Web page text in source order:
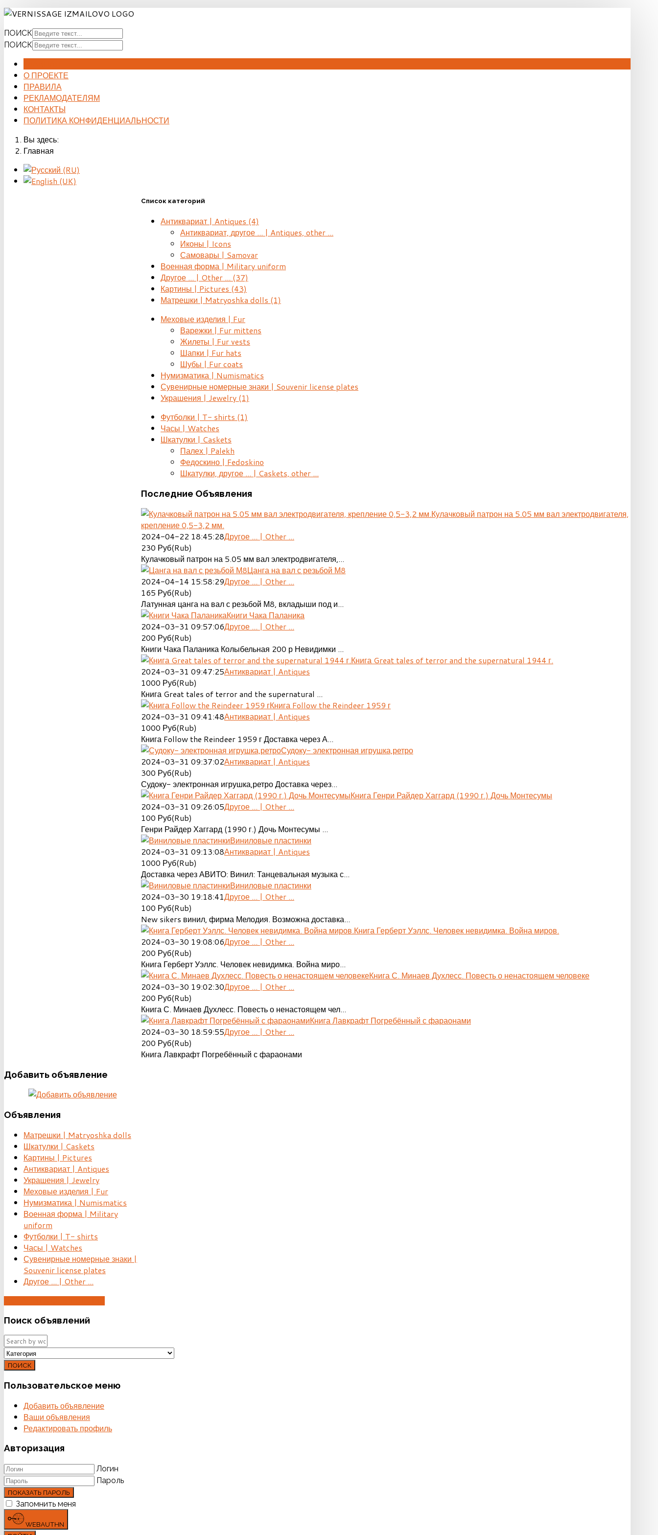
ПОИСК
ПОИСК
О ПРОЕКТЕ
ПРАВИЛА
РЕКЛАМОДАТЕЛЯМ
КОНТАКТЫ
ПОЛИТИКА КОНФИДЕНЦИАЛЬНОСТИ
Вы здесь:
Главная
Список категорий
Антиквариат | Antiques (4)
Антиквариат, другое ... | Antiques, other ...
Иконы | Icons
Самовары | Samovar
Военная форма | Military uniform
Другое ... | Other ... (37)
Картины | Pictures (43)
Матрешки | Matryoshka dolls (1)
Меховые изделия | Fur
Варежки | Fur mittens
Жилеты | Fur vests
Шапки | Fur hats
Шубы | Fur coats
Нумизматика | Numismatics
Сувенирные номерные знаки | Souvenir license plates
Украшения | Jewelry (1)
Футболки | T- shirts (1)
Часы | Watches
Шкатулки | Caskets
Палех | Palekh
Федоскино | Fedoskino
Шкатулки, другое ... | Caskets, other ...
Последние Объявления
Кулачковый патрон на 5.05 мм вал электродвигателя,
крепление 0,5-3,2 мм.
2024-04-22 18:45:28Другое ... | Other ...
230 Руб(Rub)
Кулачковый патрон на 5.05 мм вал электродвигателя,...
Цанга на вал с резьбой М8
2024-04-14 15:58:29Другое ... | Other ...
165 Руб(Rub)
Латунная цанга на вал с резьбой М8, вкладыши под и...
Книги Чака Паланика
2024-03-31 09:57:06Другое ... | Other ...
200 Руб(Rub)
Книги Чака Паланика Колыбельная 200 р Невидимки ...
Книга Great tales of terror and the supernatural 1944 г.
2024-03-31 09:47:25Антиквариат | Antiques
1000 Руб(Rub)
Книга Great tales of terror and the supernatural ...
Книга Follow the Reindeer 1959 г
2024-03-31 09:41:48Антиквариат | Antiques
1000 Руб(Rub)
Книга Follow the Reindeer 1959 г Доставка через А...
Судоку- электронная игрушка,ретро
2024-03-31 09:37:02Антиквариат | Antiques
300 Руб(Rub)
Судоку- электронная игрушка,ретро Доставка через...
Книга Генри Райдер Хаггард (1990 г.) Дочь Монтесумы
2024-03-31 09:26:05Другое ... | Other ...
100 Руб(Rub)
Генри Райдер Хаггард (1990 г.) Дочь Монтесумы ...
Виниловые пластинки
2024-03-31 09:13:08Антиквариат | Antiques
1000 Руб(Rub)
Доставка через АВИТО: Винил: Танцевальная музыка с...
Виниловые пластинки
2024-03-30 19:18:41Другое ... | Other ...
100 Руб(Rub)
New sikers винил, фирма Мелодия. Возможна доставка...
Книга Герберт Уэллс. Человек невидимка. Война миров.
2024-03-30 19:08:06Другое ... | Other ...
200 Руб(Rub)
Книга Герберт Уэллс. Человек невидимка. Война миро...
Книга С. Минаев Духлесс. Повесть о ненастоящем человеке
2024-03-30 19:02:30Другое ... | Other ...
200 Руб(Rub)
Книга С. Минаев Духлесс. Повесть о ненастоящем чел...
Книга Лавкрафт Погребённый с фараонами
2024-03-30 18:59:55Другое ... | Other ...
200 Руб(Rub)
Книга Лавкрафт Погребённый с фараонами
Добавить объявление
Объявления
Матрешки | Matryoshka dolls
Шкатулки | Caskets
Картины | Pictures
Антиквариат | Antiques
Украшения | Jewelry
Меховые изделия | Fur
Нумизматика | Numismatics
Военная форма | Military
uniform
Футболки | T- shirts
Часы | Watches
Сувенирные номерные знаки |
Souvenir license plates
Другое ... | Other ...
Поиск объявлений
ПОИСК
Пользовательское меню
Добавить объявление
Ваши объявления
Редактировать профиль
Авторизация
Логин
Пароль
ПОКАЗАТЬ ПАРОЛЬ
Запомнить меня
WEBAUTHN